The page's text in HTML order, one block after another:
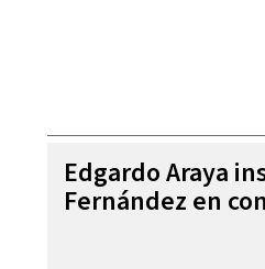
Edgardo Araya
Fernández en